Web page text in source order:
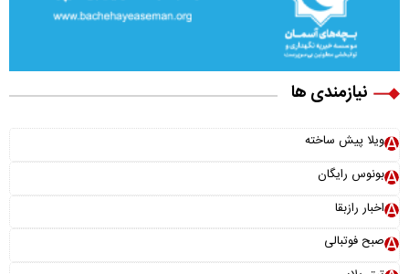
نیازمندی ها
ویلا پیش ساخته
بونوس رایگان
اخبار رازبقا
صبح فوتبالی